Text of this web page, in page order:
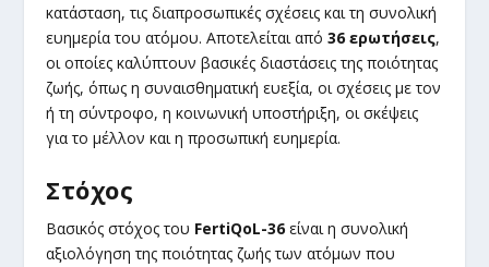
κατάσταση, τις διαπροσωπικές σχέσεις και τη συνολική
ευημερία του ατόμου. Αποτελείται από36 ερωτήσεις,
οι οποίες καλύπτουν βασικές διαστάσεις της ποιότητας
ζωής, όπως η συναισθηματική ευεξία, οι σχέσεις με τον
ή τη σύντροφο, η κοινωνική υποστήριξη, οι σκέψεις
για το μέλλον και η προσωπική ευημερία.
Στόχος
Βασικός στόχος του FertiQoL-36 είναι η συνολική
αξιολόγηση της ποιότητας ζωής των ατόμων που